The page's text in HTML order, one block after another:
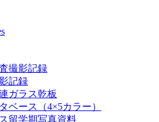
撮影記録
記録
ガラス乾板
ベース（4×5カラー）
留学期写真資料